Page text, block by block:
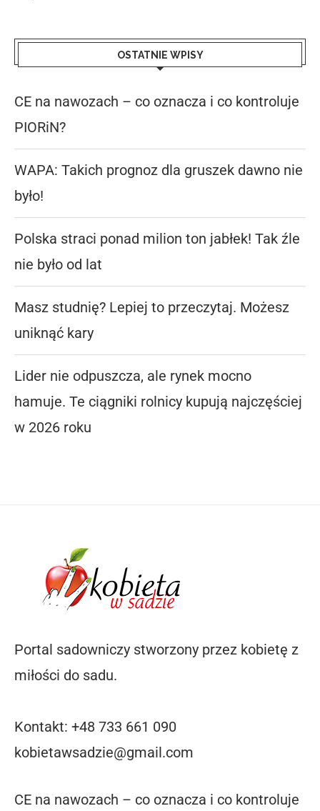
OSTATNIE WPISY
CE na nawozach – co oznacza i co kontroluje
PIORiN?
WAPA: Takich prognoz dla gruszek dawno nie
było!
Polska straci ponad milion ton jabłek! Tak źle
nie było od lat
Masz studnię? Lepiej to przeczytaj. Możesz
uniknąć kary
Lider nie odpuszcza, ale rynek mocno
hamuje. Te ciągniki rolnicy kupują najczęściej
w 2026 roku
Portal sadowniczy stworzony przez kobietę z
miłości do sadu.
Kontakt: +48 733 661 090
kobietawsadzie@gmail.com
CE na nawozach – co oznacza i co kontroluje